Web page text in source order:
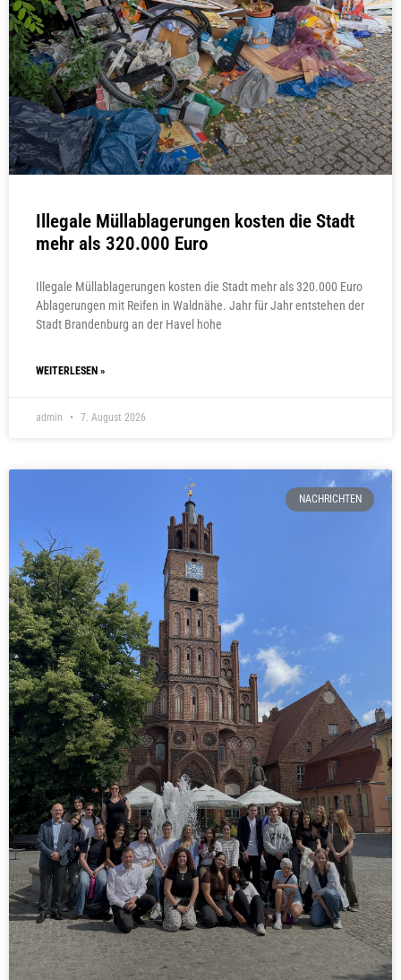
Illegale Müllablagerungen kosten die Stadt
mehr als 320.000 Euro
Illegale Müllablagerungen kosten die Stadt mehr als 320.000 Euro
Ablagerungen mit Reifen in Waldnähe. Jahr für Jahr entstehen der
Stadt Brandenburg an der Havel hohe
WEITERLESEN »
admin 7. August 2026
NACHRICHTEN